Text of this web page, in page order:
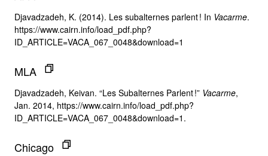
Djavadzadeh, K. (2014). Les subalternes parlent ! In Vacarme.
https://www.cairn.info/load_pdf.php?
ID_ARTICLE=VACA_067_0048&download=1
MLA
Djavadzadeh, Keivan. “Les Subalternes Parlent !” Vacarme,
Jan. 2014, https://www.cairn.info/load_pdf.php?
ID_ARTICLE=VACA_067_0048&download=1.
Chicago